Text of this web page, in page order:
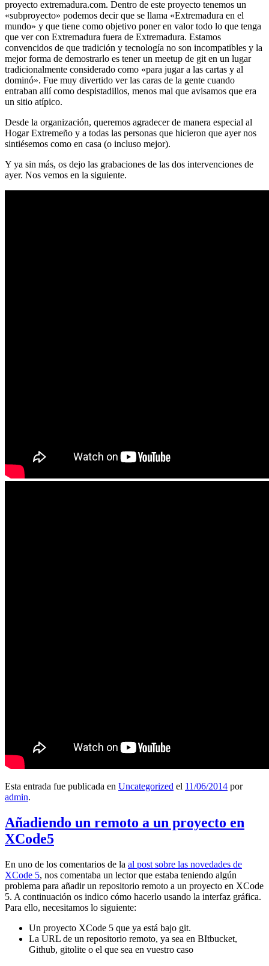
proyecto extremadura.com. Dentro de este proyecto tenemos un
«subproyecto» podemos decir que se llama «Extremadura en el
mundo» y que tiene como objetivo poner en valor todo lo que tenga
que ver con Extremadura fuera de Extremadura. Estamos
convencidos de que tradición y tecnología no son incompatibles y la
mejor forma de demostrarlo es tener un meetup de git en un lugar
tradicionalmente considerado como «para jugar a las cartas y al
dominó». Fue muy divertido ver las caras de la gente cuando
entraban allí como despistadillos, menos mal que avisamos que era
un sitio atípico.
Desde la organización, queremos agradecer de manera especial al
Hogar Extremeño y a todas las personas que hicieron que ayer nos
sintiésemos como en casa (o incluso mejor).
Y ya sin más, os dejo las grabaciones de las dos intervenciones de
ayer. Nos vemos en la siguiente.
Esta entrada fue publicada en Uncategorized el 11/06/2014 por
admin.
Añadiendo un remoto a un proyecto en
XCode5
En uno de los comentarios de la al post sobre las novedades de
XCode 5, nos comentaba un lector que estaba teniendo algún
problema para añadir un repositorio remoto a un proyecto en XCode
5. A continuación os indico cómo hacerlo usando la interfaz gráfica.
Para ello, necesitamos lo siguiente:
Un proyecto XCode 5 que ya está bajo git.
La URL de un repositorio remoto, ya sea en BItbucket,
Github, gitolite o el que sea en vuestro caso